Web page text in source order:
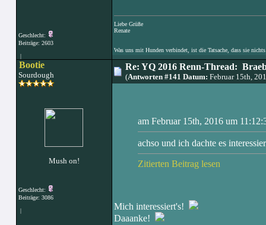
Geschlecht:
Beiträge: 2603
|
Liebe Grüße
Renate
Was uns mit Hunden verbindet, ist die Tatsache, dass sie nichts
Bootie
Sourdough
Mush on!
Geschlecht:
Beiträge: 3086
|
Re: YQ 2016 Renn-Thread:
(Antworten #141 Datum: Februar 15th,
am Februar 15th, 2016 um
achso und ich dachte es
Zitierten Beitrag lesen
Mich interessiert's!
Daaanke!